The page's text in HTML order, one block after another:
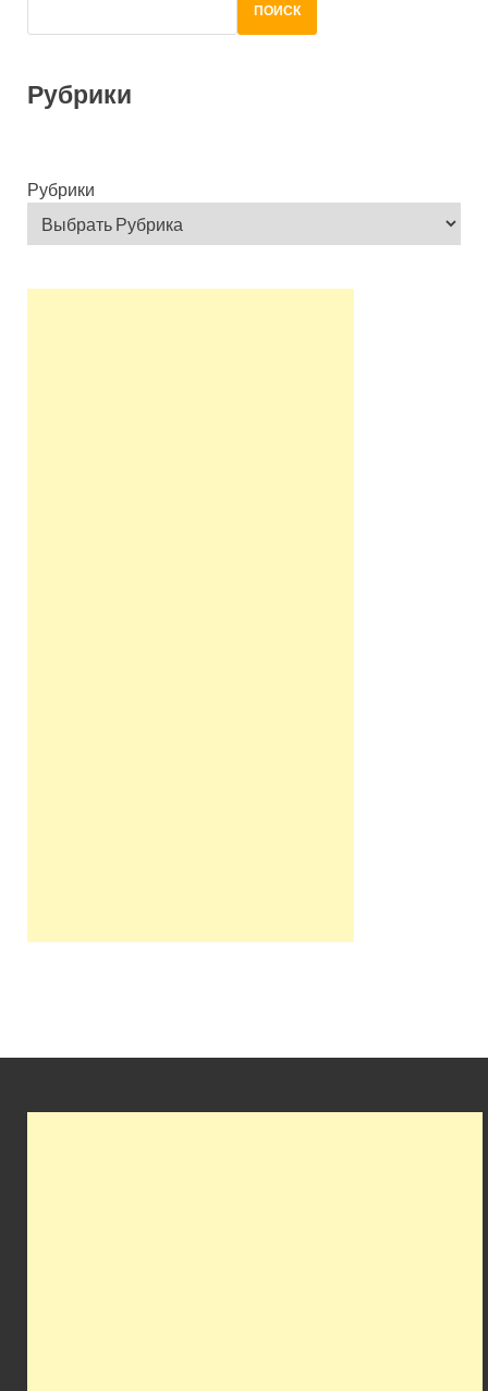
ПОИСК
Рубрики
Рубрики